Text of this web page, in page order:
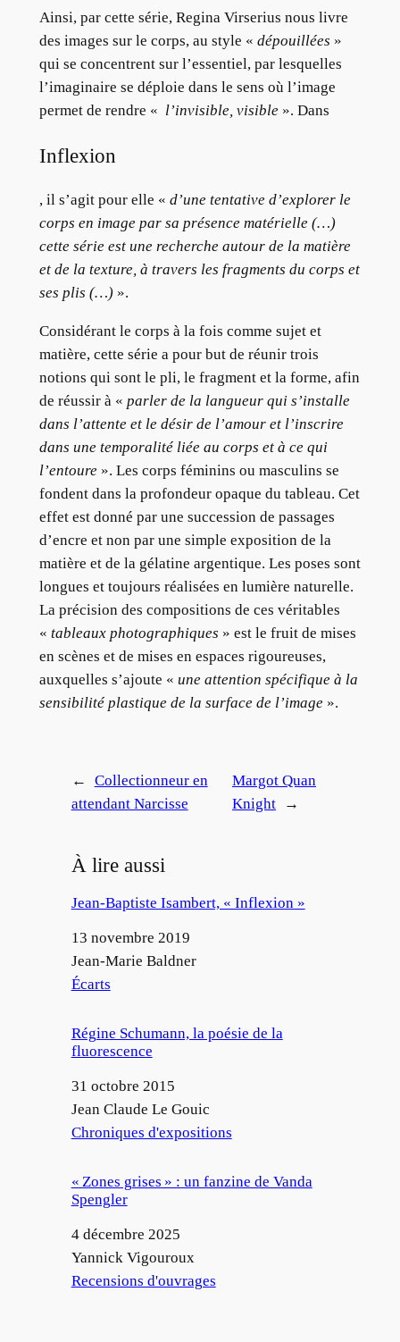
Ainsi, par cette série, Regina Virserius nous livre
des images sur le corps, au style « dépouillées »
qui se concentrent sur l’essentiel, par lesquelles
l’imaginaire se déploie dans le sens où l’image
permet de rendre « l’invisible, visible». Dans
Inflexion
, il s’agit pour elle « d’une tentative d’explorer le
corps en image par sa présence matérielle (…)
cette série est une recherche autour de la matière
et de la texture, à travers les fragments du corps et
ses plis (…)».
Considérant le corps à la fois comme sujet et
matière, cette série a pour but de réunir trois
notions qui sont le pli, le fragment et la forme, afin
de réussir à « parler de la langueur qui s’installe
dans l’attente et le désir de l’amour et l’inscrire
dans une temporalité liée au corps et à ce qui
l’entoure». Les corps féminins ou masculins se
fondent dans la profondeur opaque du tableau. Cet
effet est donné par une succession de passages
d’encre et non par une simple exposition de la
matière et de la gélatine argentique. Les poses sont
longues et toujours réalisées en lumière naturelle.
La précision des compositions de ces véritables
« tableaux photographiques » est le fruit de mises
en scènes et de mises en espaces rigoureuses,
auxquelles s’ajoute « une attention spécifique à la
sensibilité plastique de la surface de l’image».
←
Collectionneur en
attendant Narcisse
Margot Quan
Knight
→
À lire aussi
Jean-Baptiste Isambert, « Inflexion »
Date
13 novembre 2019
Auteur
Jean-Marie Baldner
Par rapport à
Écarts
Régine Schumann, la poésie de la
fluorescence
Date
31 octobre 2015
Auteur
Jean Claude Le Gouic
Par rapport à
Chroniques d'expositions
« Zones grises » : un fanzine de Vanda
Spengler
Date
4 décembre 2025
Auteur
Yannick Vigouroux
Par rapport à
Recensions d'ouvrages